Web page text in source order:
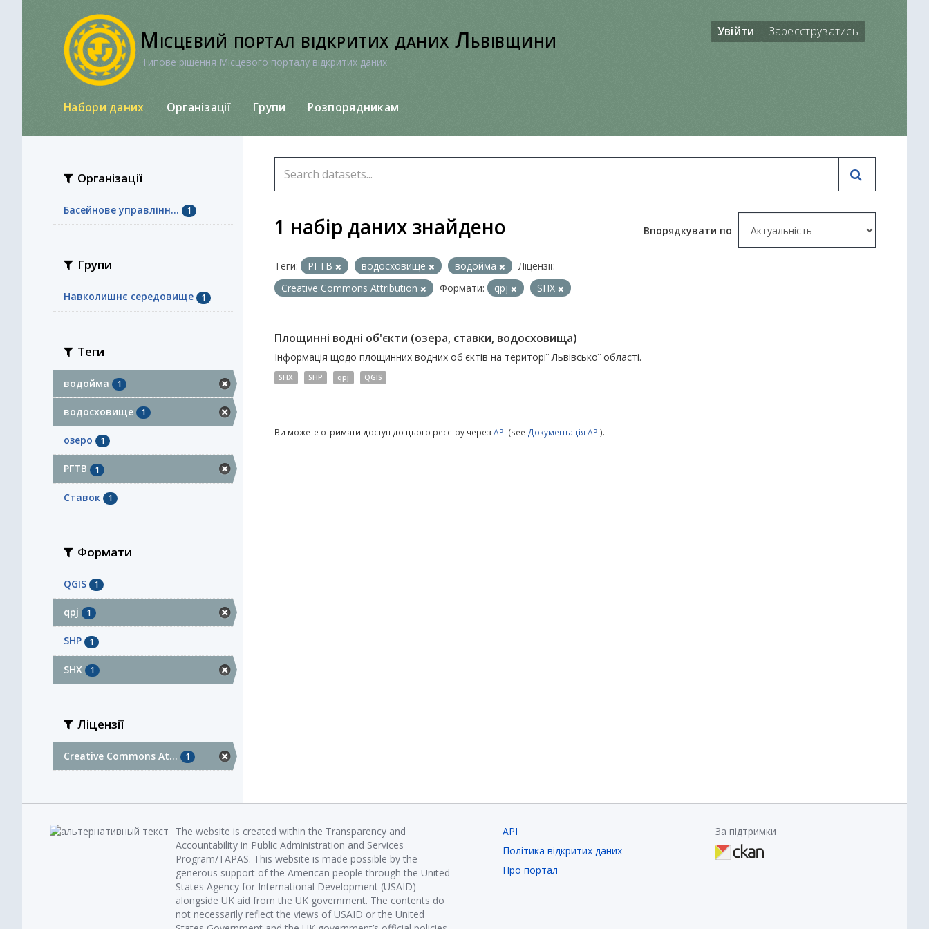
Місцевий портал відкритих даних Львівщини
Типове рішення Місцевого порталу відкритих даних
Увійти Зареєструватись
Набори даних Організації Групи Розпорядникам
Організації
Басейнове управлінн... 1
Групи
Навколишнє середовище 1
Теги
водойма 1
водосховище 1
озеро 1
РГТВ 1
Ставок 1
Формати
QGIS 1
qpj 1
SHP 1
SHX 1
Ліцензії
Creative Commons At... 1
Впорядкувати по
1 набір даних знайдено
Теги: РГТВ водосховище водойма
Ліцензії:
Creative Commons Attribution
Формати: qpj SHX
Площинні водні об'єкти (озера, ставки, водосховища)
Інформація щодо площинних водних об'єктів на території Львівської області.
SHX SHP qpj QGIS
Ви можете отримати доступ до цього реєстру через API (see Документація API).
The website is created within the Transparency and
Accountability in Public Administration and Services
Program/TAPAS. This website is made possible by the
generous support of the American people through the United
States Agency for International Development (USAID)
alongside UK aid from the UK government. The contents do
not necessarily reflect the views of USAID or the United
API
Політика відкритих даних
Про портал
За підтримки